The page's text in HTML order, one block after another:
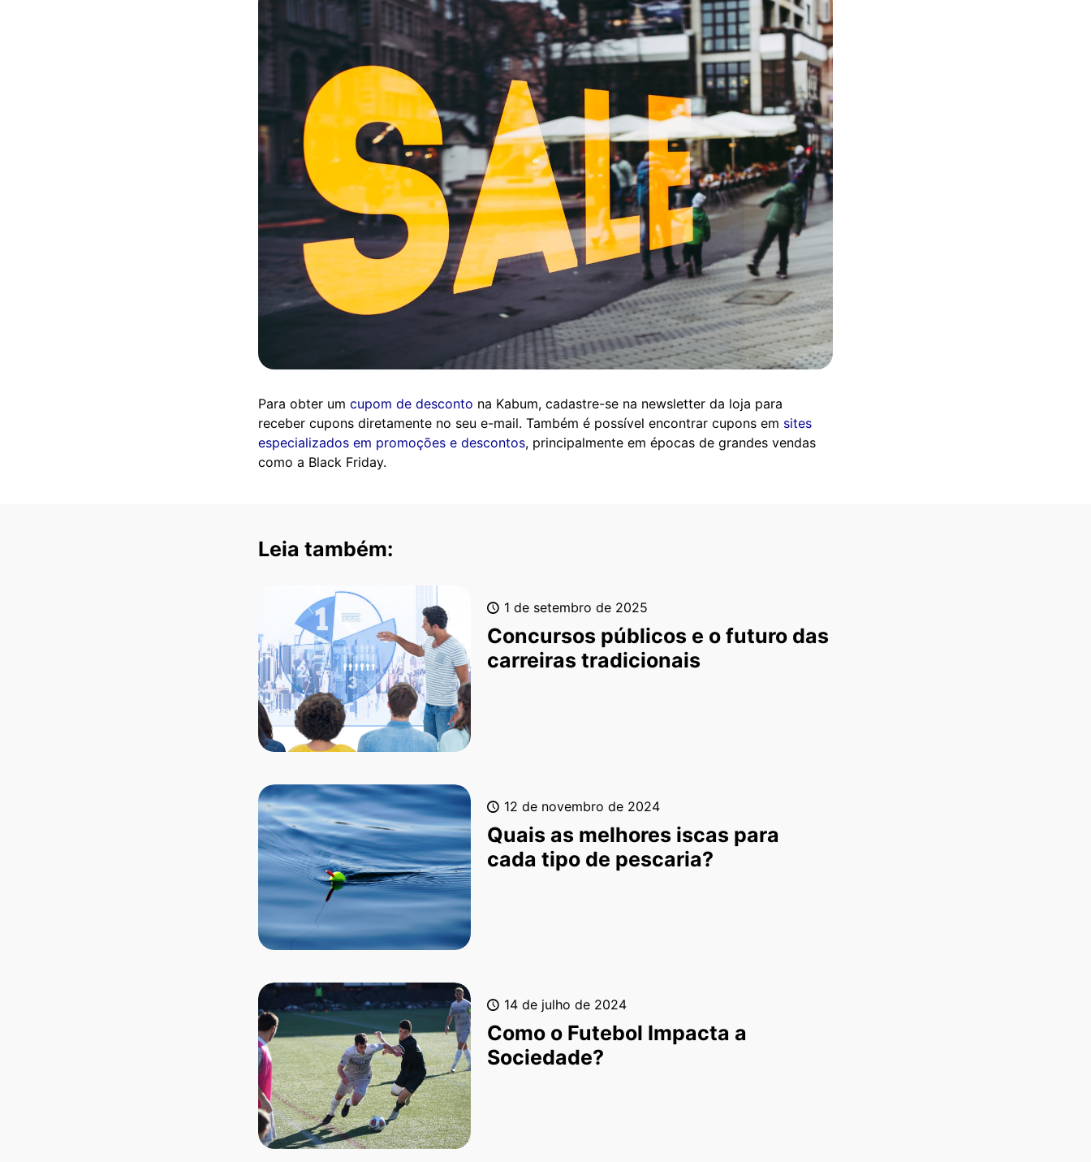
Para obter um cupom de desconto na Kabum, cadastre-se na newsletter da loja para
receber cupons diretamente no seu e-mail. Também é possível encontrar cupons em sites
especializados em promoções e descontos, principalmente em épocas de grandes vendas
como a Black Friday.
Leia também:
1 de setembro de 2025
Concursos públicos e o futuro das
carreiras tradicionais
12 de novembro de 2024
Quais as melhores iscas para
cada tipo de pescaria?
14 de julho de 2024
Como o Futebol Impacta a
Sociedade?